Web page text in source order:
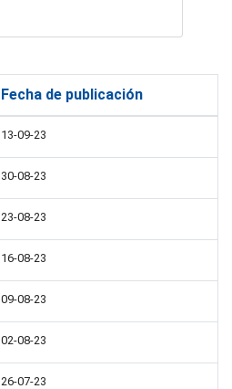
Fecha de publicación
13-09-23
30-08-23
23-08-23
16-08-23
09-08-23
02-08-23
26-07-23